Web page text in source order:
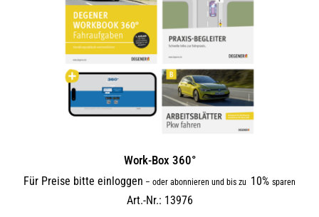
Work-Box 360°
Für Preise bitte einloggen – oder abonnieren und bis zu 10% sparen
Art.-Nr.: 13976